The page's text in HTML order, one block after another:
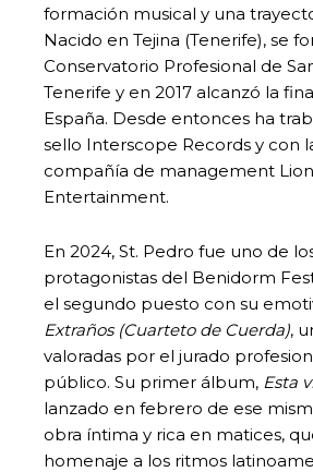
formación musical y una
Nacido en Tejina (Tenerife), se
Conservatorio Profesional de
Tenerife y en 2017 alcanzó la
España. Desde entonces ha
sello Interscope Records y con
compañía de management
Entertainment.
En 2024, St. Pedro fue uno de
protagonistas del Benidorm
el segundo puesto con su
Extraños (Cuarteto de Cuerda),
valoradas por el jurado
público. Su primer álbum, Esta
lanzado en febrero de ese
obra íntima y rica en matices,
homenaje a los ritmos